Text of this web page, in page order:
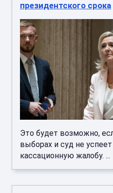
президентского срока
Это будет возможно,
выборах и суд не
кассационную жалобу. ...